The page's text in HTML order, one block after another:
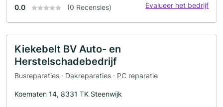
0.0 (0 Recensies) Evalueer het bedrijf
Kiekebelt BV Auto- en
Herstelschadebedrijf
Busreparaties · Dakreparaties · PC reparatie
Koematen 14, 8331 TK Steenwijk